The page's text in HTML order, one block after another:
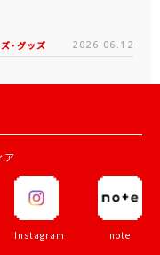
・グッズ 2026.06.12
ア
Instagram note